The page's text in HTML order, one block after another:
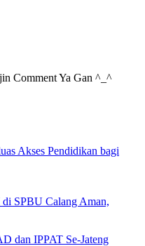
Comment Ya Gan ^_^
Akses Pendidikan bagi
SPBU Calang Aman,